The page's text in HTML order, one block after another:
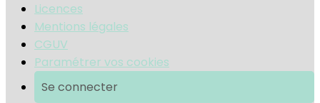
Licences
Mentions légales
CGUV
Paramétrer vos cookies
Se connecter